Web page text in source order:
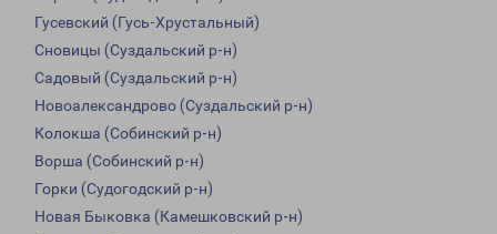
Гусевский (Гусь-Хрустальный)
Сновицы (Суздальский р-н)
Садовый (Суздальский р-н)
Новоалександрово (Суздальский р-н)
Колокша (Собинский р-н)
Ворша (Собинский р-н)
Горки (Судогодский р-н)
Новая Быковка (Камешковский р-н)